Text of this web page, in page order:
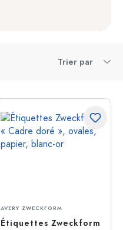
Trier par
AVERY ZWECKFORM
Étiquettes Zweckform